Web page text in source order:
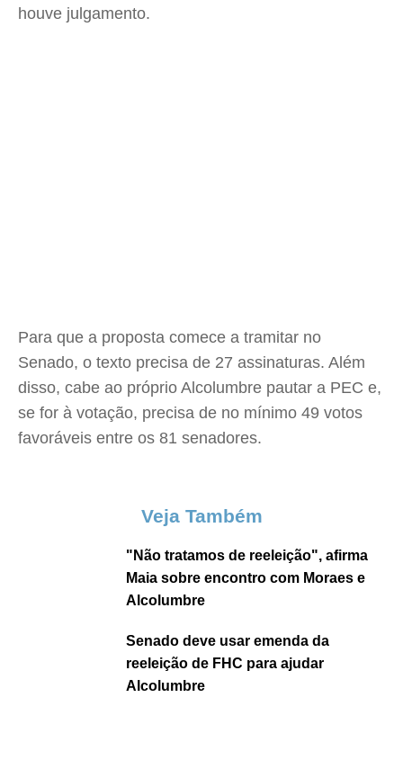
houve julgamento.
Para que a proposta comece a tramitar no
Senado, o texto precisa de 27 assinaturas. Além
disso, cabe ao próprio Alcolumbre pautar a PEC e,
se for à votação, precisa de no mínimo 49 votos
favoráveis entre os 81 senadores.
Veja Também
"Não tratamos de reeleição", afirma
Maia sobre encontro com Moraes e
Alcolumbre
Senado deve usar emenda da
reeleição de FHC para ajudar
Alcolumbre